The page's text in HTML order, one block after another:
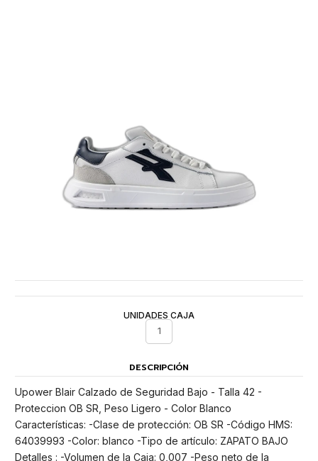
UNIDADES CAJA
1
DESCRIPCIÓN
Upower Blair Calzado de Seguridad Bajo - Talla 42 -
Proteccion OB SR, Peso Ligero - Color Blanco
Características: -Clase de protección: OB SR -Código HMS:
64039993 -Color: blanco -Tipo de artículo: ZAPATO BAJO
Detalles : -Volumen de la Caja: 0,007 -Peso neto de la